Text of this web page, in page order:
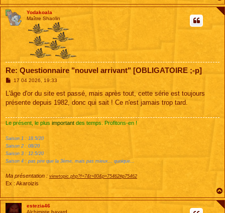
Yodakoala
Maître Shaolin
Re: Questionnaire "nouvel arrivant" [OBLIGATOIRE ;-p]
M
s
a
17 04 2026, 19:33
L'âge d'or du site est passé, mais après tout, cette série est toujours
présente depuis 1982, donc qui sait ! Ce n'est jamais trop tard.
Le présent, le plus important des temps. Profitons-en !
Saison 1 : 18.5/20
Saison 2 : 08/20
Saison 3 : 12.5/20
Saison 4 : pas pire que la 3ème, mais pas mieux... quoique...
Ma présentation : viewtopic.php?f=7&t=80&p=75462#p75462
Ex : Akaroizis
estezia46
Alchimiste bavard